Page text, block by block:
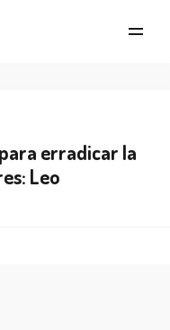
erradicar la
Leo